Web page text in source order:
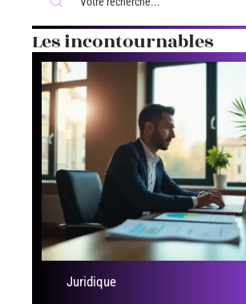
Les incontournables
Juridique